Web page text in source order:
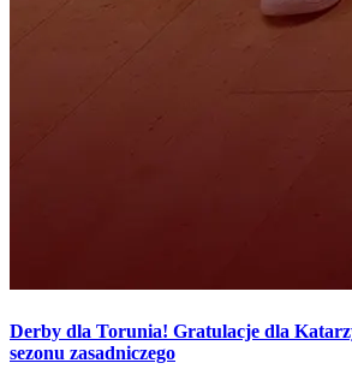
Derby dla Torunia! Gratulacje dla
sezonu zasadniczego